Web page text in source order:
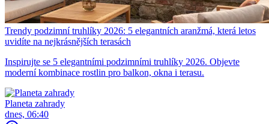
Trendy podzimní truhlíky 2026: 5 elegantních aranžmá, která letos
uvidíte na nejkrásnějších terasách
Inspirujte se 5 elegantními podzimními truhlíky 2026. Objevte
moderní kombinace rostlin pro balkon, okna i terasu.
Planeta zahrady
dnes, 06:40